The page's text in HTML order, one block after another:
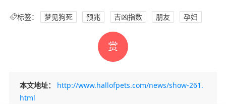
标签： 梦见狗死 预兆 吉凶指数 朋友 孕妇
赏
本文地址：
http://www.hallofpets.com/news/show-261.
html